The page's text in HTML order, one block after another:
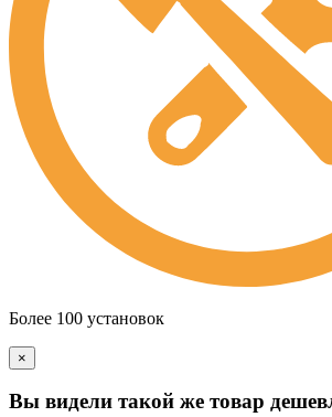
Более 100 установок
×
Вы видели такой же товар